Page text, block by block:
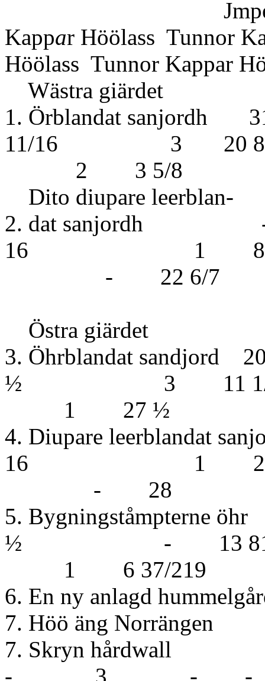
Kappar Höölass Tunnor
Höölass Tunnor Kappar
Wästra giärdet
1. Örblandat
11/16 3 20
2 3 5/8
Dito diupare leerblan-
2. dat
16 1
- 22 6/7
Östra giärdet
3. Öhrblandat
½ 3 11 1/
1 27 ½
4. Diupare
16 1
- 28
5.
½ - 13
1 6 37/219
6. En ny anlagd
7. Höö äng Norrängen
7. Skryn